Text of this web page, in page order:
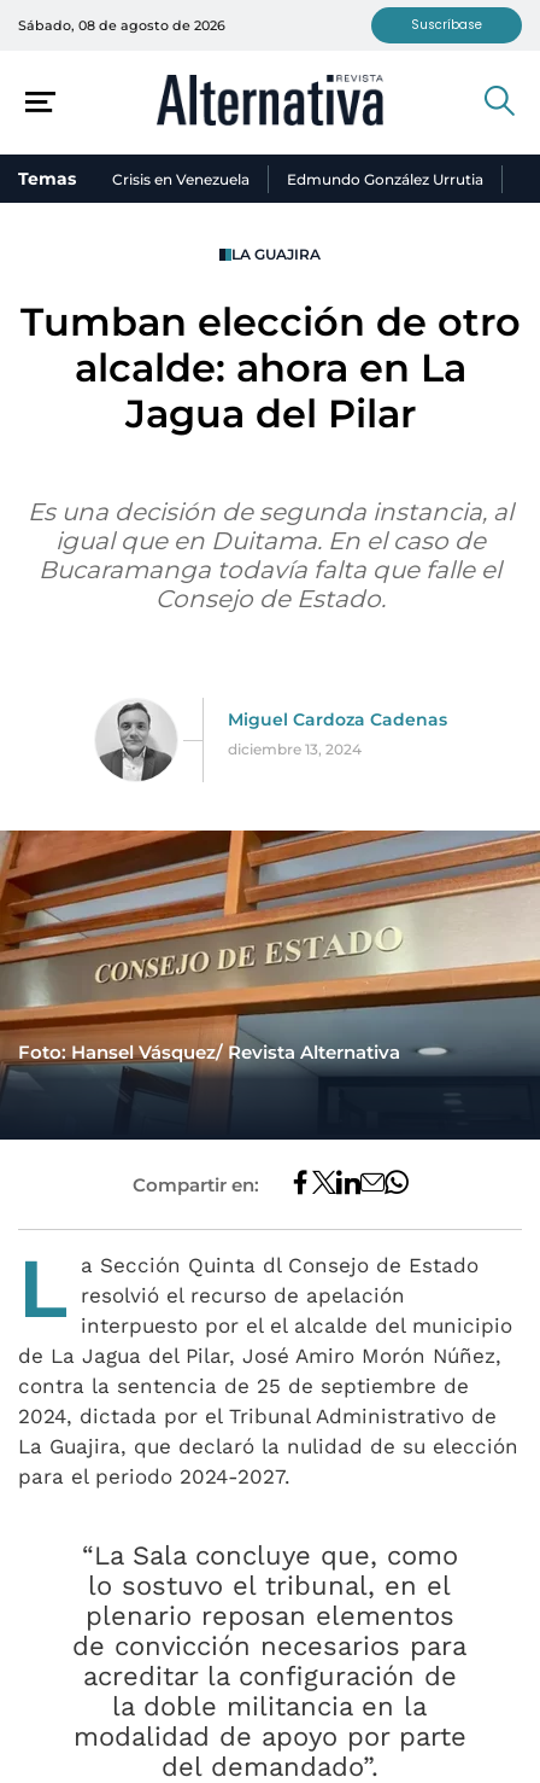
Sábado, 08 de agosto de 2026 Suscríbase
Temas Crisis en Venezuela Edmundo González Urrutia
LA GUAJIRA
Tumban elección de otro
alcalde: ahora en La
Jagua del Pilar
Es una decisión de segunda instancia, al
igual que en Duitama. En el caso de
Bucaramanga todavía falta que falle el
Consejo de Estado.
Miguel Cardoza Cadenas
diciembre 13, 2024
Foto: Hansel Vásquez/ Revista Alternativa
Compartir en:
L
a Sección Quinta dl Consejo de Estado
resolvió el recurso de apelación
interpuesto por el el alcalde del municipio
de La Jagua del Pilar, José Amiro Morón Núñez,
contra la sentencia de 25 de septiembre de
2024, dictada por el Tribunal Administrativo de
La Guajira, que declaró la nulidad de su elección
para el periodo 2024-2027.
“La Sala concluye que, como
lo sostuvo el tribunal, en el
plenario reposan elementos
de convicción necesarios para
acreditar la configuración de
la doble militancia en la
modalidad de apoyo por parte
del demandado”.